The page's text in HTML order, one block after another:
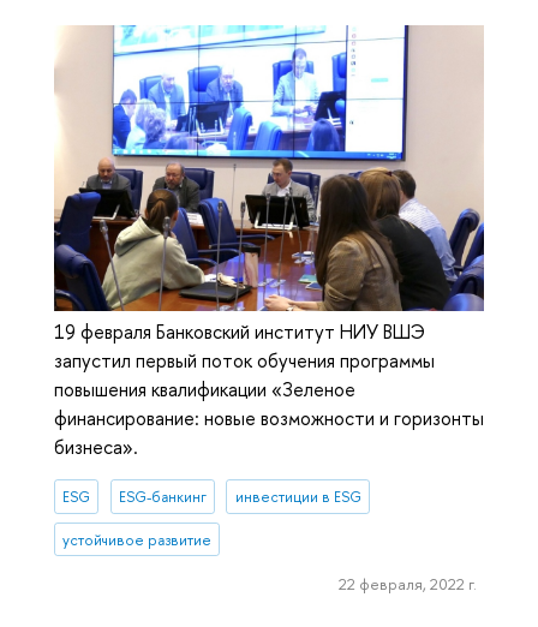
19 февраля Банковский институт НИУ ВШЭ
запустил первый поток обучения программы
повышения квалификации «Зеленое
финансирование: новые возможности и горизонты
бизнеса».
ESG ESG-банкинг инвестиции в ESG
устойчивое развитие
22 февраля, 2022 г.